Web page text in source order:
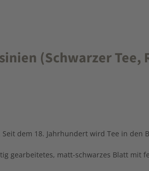
(Schwarzer
dem 18. Jahrhundert wird Tee in
gearbeitetes, matt-schwarzes Blatt